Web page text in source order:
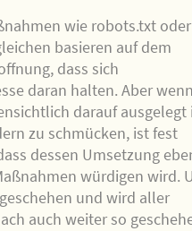
wie robots.txt oder
basieren auf dem
dass sich
daran halten. Aber
darauf ausgelegt
zu schmücken, ist fest
dessen Umsetzung
würdigen wird.
und wird aller
auch weiter so